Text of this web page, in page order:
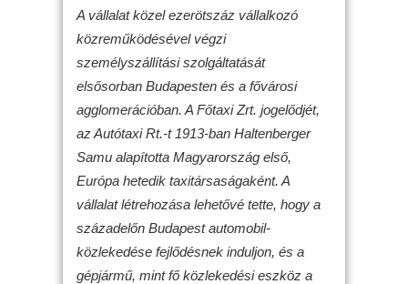
A vállalat közel ezerötszáz vállalkozó
közreműködésével végzi
személyszállítási szolgáltatását
elsősorban Budapesten és a fővárosi
agglomerációban. A Főtaxi Zrt. jogelődjét,
az Autótaxi Rt.-t 1913-ban Haltenberger
Samu alapította Magyarország első,
Európa hetedik taxitársaságaként. A
vállalat létrehozása lehetővé tette, hogy a
századelőn Budapest automobil-
közlekedése fejlődésnek induljon, és a
gépjármű, mint fő közlekedési eszköz a